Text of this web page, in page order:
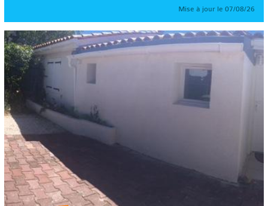
Mise à jour le 07/08/26